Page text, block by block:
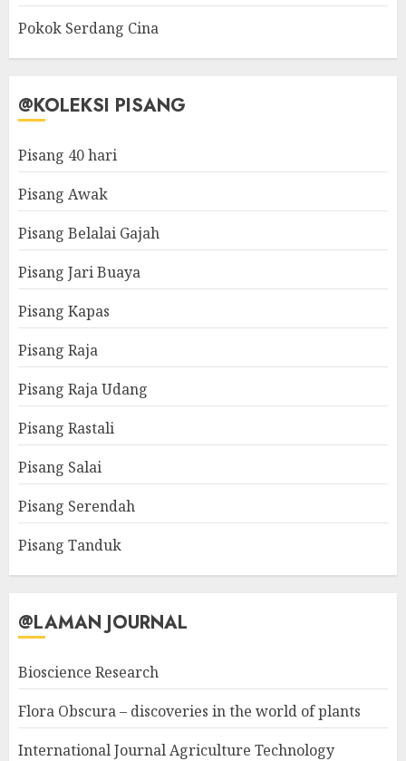
Pokok Serdang Cina
@KOLEKSI PISANG
Pisang 40 hari
Pisang Awak
Pisang Belalai Gajah
Pisang Jari Buaya
Pisang Kapas
Pisang Raja
Pisang Raja Udang
Pisang Rastali
Pisang Salai
Pisang Serendah
Pisang Tanduk
@LAMAN JOURNAL
Bioscience Research
Flora Obscura – discoveries in the world of plants
International Journal Agriculture Technology